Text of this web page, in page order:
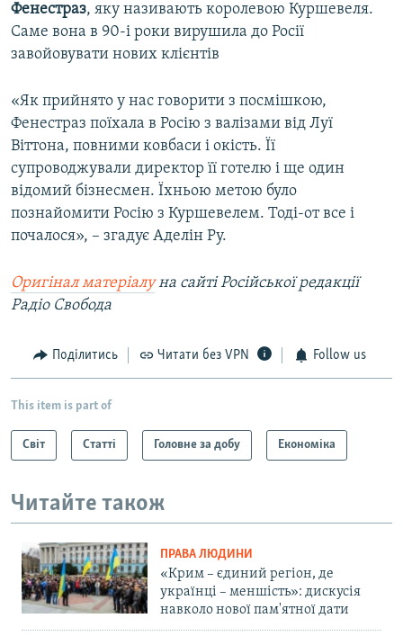
Фенестраз, яку називають королевою Куршевеля.
Саме вона в 90-і роки вирушила до Росії
завойовувати нових клієнтів
«Як прийнято у нас говорити з посмішкою,
Фенестраз поїхала в Росію з валізами від Луї
Віттона, повними ковбаси і окість. Її
супроводжували директор її готелю і ще один
відомий бізнесмен. Їхньою метою було
познайомити Росію з Куршевелем. Тоді-от все і
почалося», – згадує Аделін Ру.
Оригінал матеріалу на сайті Російської редакції
Радіо Свобода
Поділитись Читати без VPN Follow us
This item is part of
Світ Статті Головне за добу Економіка
Читайте також
ПРАВА ЛЮДИНИ
«Крим – єдиний регіон, де
українці – меншість»: дискусія
навколо нової пам'ятної дати